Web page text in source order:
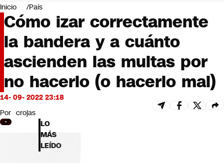
Negocios
Deportes
Programas completos
Cultura
Servicios
Bits
CNN tiempo
Futuro 360
Inicio País
Cómo izar correctamente
la bandera y a cuánto
ascienden las multas por
no hacerlo (o hacerlo mal)
14- 09- 2022 23:18
Por crojas
LO
MÁS
LEÍDO